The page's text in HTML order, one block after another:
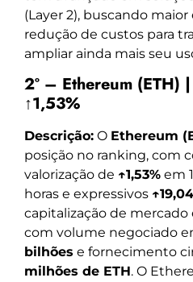
(Layer 2), buscando
redução de custos para
ampliar ainda mais seu
2º – Ethereum
↑1,53%
Descrição: O Ethereum
posição no ranking, com
valorização de ↑1,53% em
horas e expressivos
capitalização de mercado
com volume negociado
bilhões e fornecimento
milhões de ETH. O